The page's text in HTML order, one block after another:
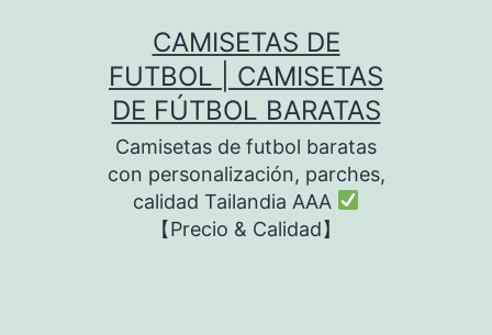
CAMISETAS DE
FUTBOL | CAMISETAS
DE FÚTBOL BARATAS
Camisetas de futbol baratas
con personalización, parches,
calidad Tailandia AAA
【Precio & Calidad】